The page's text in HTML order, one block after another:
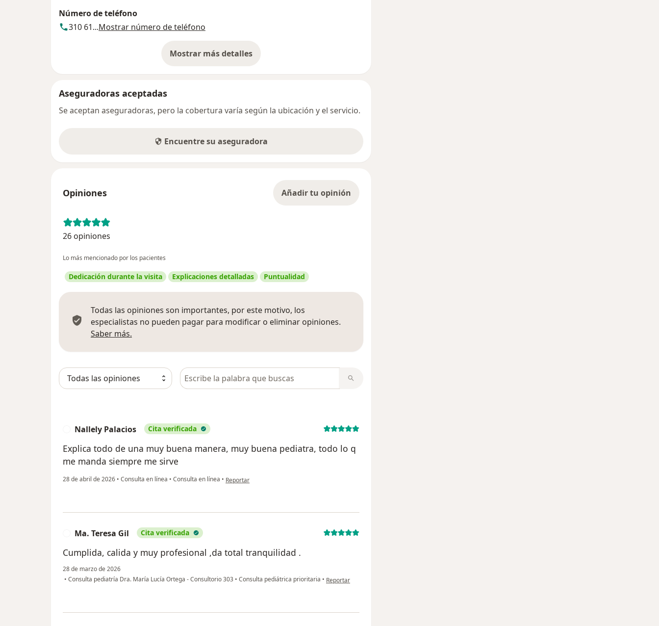
Número de teléfono
310 61...Mostrar número de teléfono
Mostrar más detalles
sobre la dirección
Aseguradoras aceptadas
Se aceptan aseguradoras, pero la cobertura varía según la ubicación y el servicio.
Encuentre su aseguradora
Opiniones Añadir tu opinión
26 opiniones
Lo más mencionado por los pacientes
Dedicación durante la visita Explicaciones detalladas Puntualidad
Todas las opiniones son importantes, por este motivo, los
especialistas no pueden pagar para modificar o eliminar opiniones.
Saber más.
Busca en opiniones
Nallely Palacios Cita verificada
Explica todo de una muy buena manera, muy buena pediatra, todo lo q
me manda siempre me sirve
28 de abril de 2026 • Consulta en línea • Consulta en línea • en opinión del usuario Nallely Palacios
Reportar
Ma. Teresa Gil Cita verificada
Cumplida, calida y muy profesional ,da total tranquilidad .
28 de marzo de 2026
• Consulta pediatría Dra. María Lucía Ortega - Consultorio 303 • Consulta pediátrica prioritaria • en opinión del usuario Ma. Teresa Gil
Reportar